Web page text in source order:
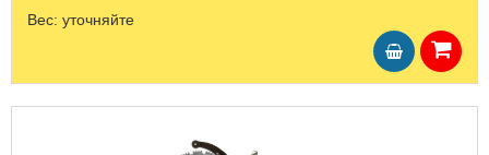
Вес: уточняйте